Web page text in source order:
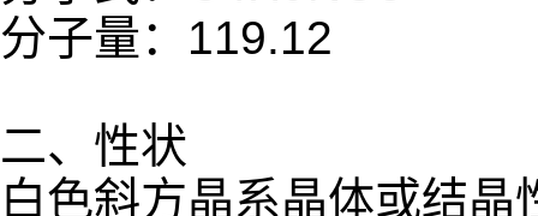
分子量：119.12
二、性状
白色斜方晶系晶体或结